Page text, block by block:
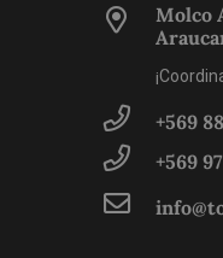
Molco
+569
+569